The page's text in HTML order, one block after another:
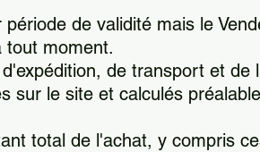
de validité mais le
tout moment.
de transport et de
sur le site et calculés
total de l'achat, y compris